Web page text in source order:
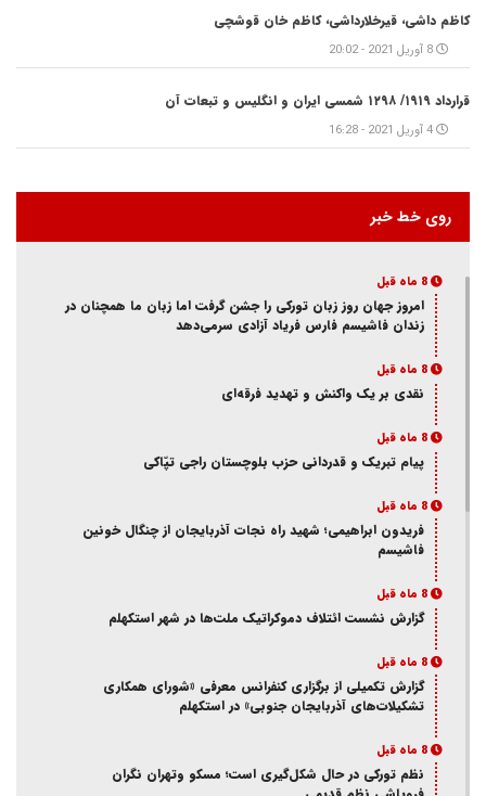
کاظم داشی، قیرخلارداشی، کاظم خان قوشچی
8 آوریل 2021 - 20:02
قرارداد ۱۹۱۹/ ۱۲۹۸ شمسی ایران و انگلیس و تبعات آن
4 آوریل 2021 - 16:28
روی خط خبر
8 ماه قبل
امروز جهان روز زبان تورکی را جشن گرفت اما زبان ما همچنان در
زندان فاشیسم فارس فریاد آزادی سر‌می‌دهد
8 ماه قبل
نقدی بر یک واکنش و‌ تهدید فرقه‌ای
8 ماه قبل
پیام تبریک و قدردانی حزب بلوچستان راجی تپّاکی
8 ماه قبل
فریدون ابراهیمی؛ شهید راه نجات آذربایجان از چنگال خونین
فاشیسم
8 ماه قبل
گزارش نشست ائتلاف دموکراتیک ملت‌ها در شهر استکهلم
8 ماه قبل
گزارش تکمیلی از برگزاری کنفرانس معرفی «شورای همکاری
تشکیلات‌های آذربایجان جنوبی» در استکهلم
8 ماه قبل
نظم تورکی در حال شکل‌گیری است؛ مسکو وتهران نگران